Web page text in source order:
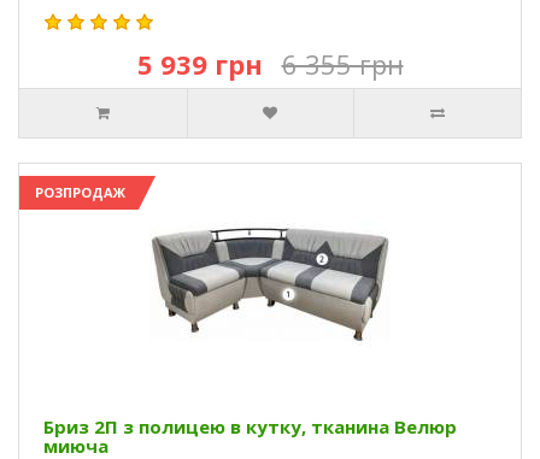
5 939 грн 6 355 грн
РОЗПРОДАЖ
Бриз 2П з полицею в кутку, тканина Велюр
миюча